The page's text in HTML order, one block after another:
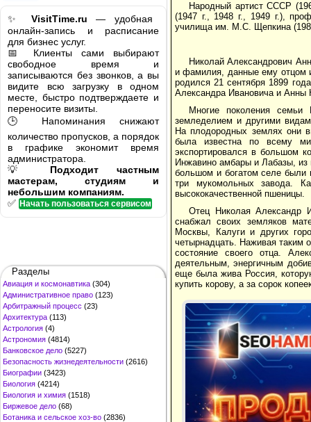
✨ VisitTime.ru — удобная
онлайн-запись и расписание
для бизнес услуг.
📅 Клиенты сами выбирают
свободное время и
записываются без звонков, а вы
видите всю загрузку в одном
месте, быстро подтверждаете и
переносите визиты.
🕒 Напоминания снижают
количество пропусков, а порядок
в графике экономит время
администратора.
💡 Подходит частным
мастерам, студиям и
небольшим компаниям.
✅ Начать пользоваться сервисом
Разделы
Авиация и космонавтика (304)
Административное право (123)
Арбитражный процесс (23)
Архитектура (113)
Астрология (4)
Астрономия (4814)
Банковское дело (5227)
Безопасность жизнедеятельности (2616)
Биографии (3423)
Биология (4214)
Биология и химия (1518)
Биржевое дело (68)
Ботаника и сельское хоз-во (2836)
Народный артист СССР
(1947 г., 1948 г., 1949 г.),
училища им. М.С. Щепкина
Николай Александрович
и фамилия, данные ему отцом
родился 21 сентября 1899
Александра Ивановича и Анны
Многие поколения
земледелием и другими
На плодородных землях они
была известна по всему
экспортировался в большом
Инжавино амбары и Лабазы, из
большом и богатом селе были
три мукомольных завода.
высококачественной пшеницы.
Отец Николая Александр
снабжал своих земляков
Москвы, Калуги и других
четырнадцать. Наживая таким
состояние своего отца.
деятельным, энергичным
еще была жива Россия,
купить корову, а за сорок